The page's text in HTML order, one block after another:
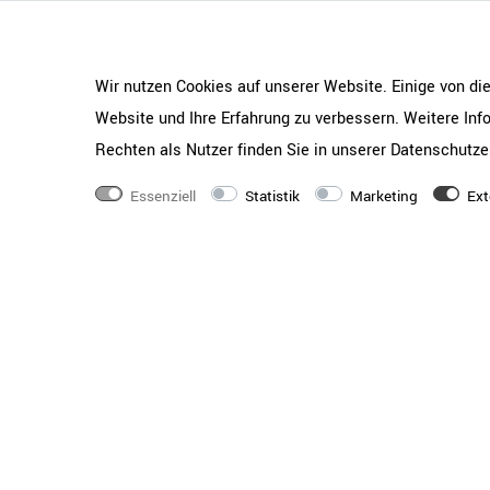
Tischplatten-Form Rechteckig mit
Maße
Breite: 1.800 - 2.800
720 mm
Ausstattung 1 Kabelschacht
Wir nutzen Cookies auf unserer Website. Einige von
Website und Ihre Erfahrung zu verbessern. Weitere
Rechten als Nutzer finden Sie in unserer
Essenziell Statistik Marketing